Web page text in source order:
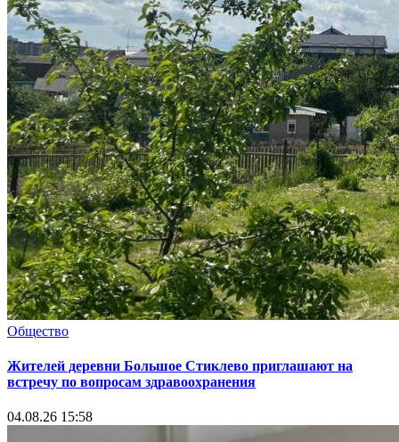
Общество
Жителей деревни Большое Стиклево приглашают на
встречу по вопросам здравоохранения
04.08.26 15:58